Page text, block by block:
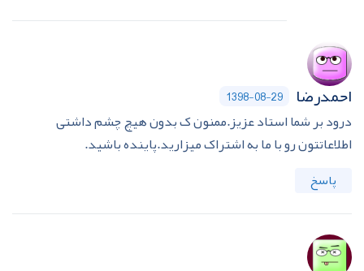
احمدرضا 1398-08-29
درود بر شما استاد عزیز.ممنون ک بدون هیچ چشم داشتی
اطلاعاتتون رو با ما به اشتراک میزارید.پاینده باشید.
پاسخ